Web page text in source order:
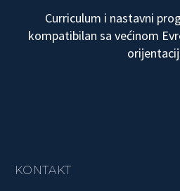
Curriculum i nastavni
kompatibilan sa većinom
KONTAKT